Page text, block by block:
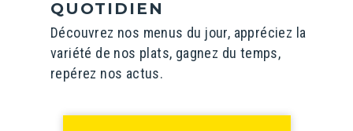
QUOTIDIEN
Découvrez nos menus du jour, appréciez la
variété de nos plats, gagnez du temps,
repérez nos actus.